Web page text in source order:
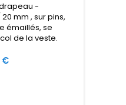
-
mm , sur pins,
émaillés, se
de la veste.
€